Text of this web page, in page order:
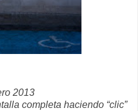
2013
completa haciendo “clic”